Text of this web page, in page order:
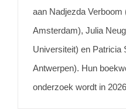
aan Nadjezda
Amsterdam), Julia
Universiteit) en Patricia
Antwerpen). Hun
onderzoek wordt in